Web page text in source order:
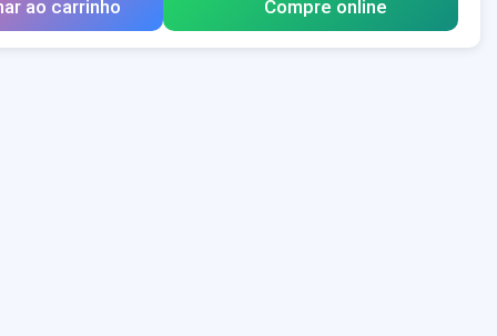
ao carrinho Compre online